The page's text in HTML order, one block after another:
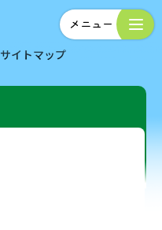
サイトマップ